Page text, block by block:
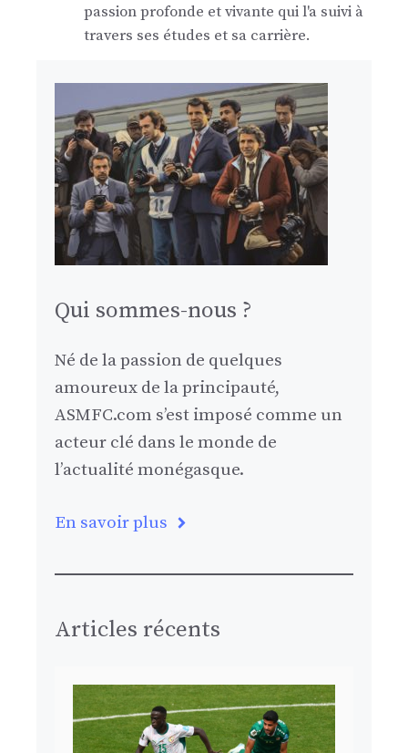
passion profonde et vivante qui l'a suivi à
travers ses études et sa carrière.
Qui sommes-nous ?
Né de la passion de quelques
amoureux de la principauté,
ASMFC.com s’est imposé comme un
acteur clé dans le monde de
l’actualité monégasque.
En savoir plus
Articles récents